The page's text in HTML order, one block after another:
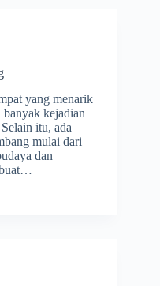
yang menarik
kejadian
itu, ada
mulai dari
dan